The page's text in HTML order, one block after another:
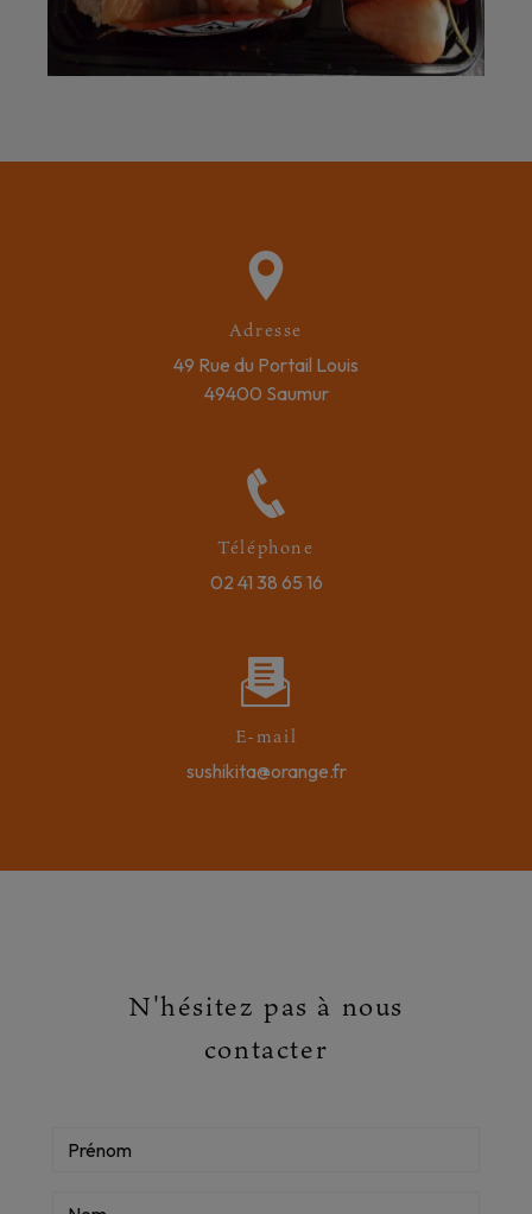
Adresse
49 Rue du Portail Louis
49400 Saumur
Téléphone
02 41 38 65 16
E-mail
sushikita@orange.fr
N'hésitez pas à nous
contacter